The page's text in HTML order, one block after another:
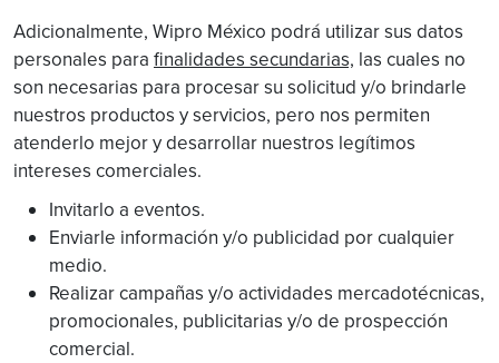
Adicionalmente, Wipro México podrá utilizar sus datos
personales para finalidades secundarias, las cuales no
son necesarias para procesar su solicitud y/o brindarle
nuestros productos y servicios, pero nos permiten
atenderlo mejor y desarrollar nuestros legítimos
intereses comerciales.
Invitarlo a eventos.
Enviarle información y/o publicidad por cualquier
medio.
Realizar campañas y/o actividades mercadotécnicas,
promocionales, publicitarias y/o de prospección
comercial.